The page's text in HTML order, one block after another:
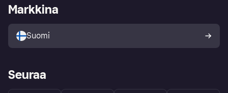
Tutustu kauppoihin
Ostajan turva
Kirjaudu sisään yrityksenä
Markkina
Suomi
Seuraa